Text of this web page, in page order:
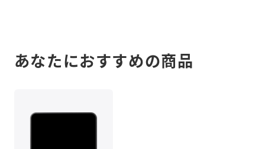
あなたにおすすめの商品